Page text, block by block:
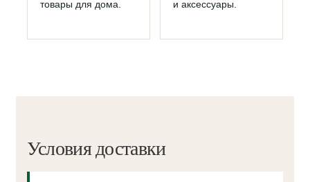
товары для дома.
и аксессуары.
Условия доставки